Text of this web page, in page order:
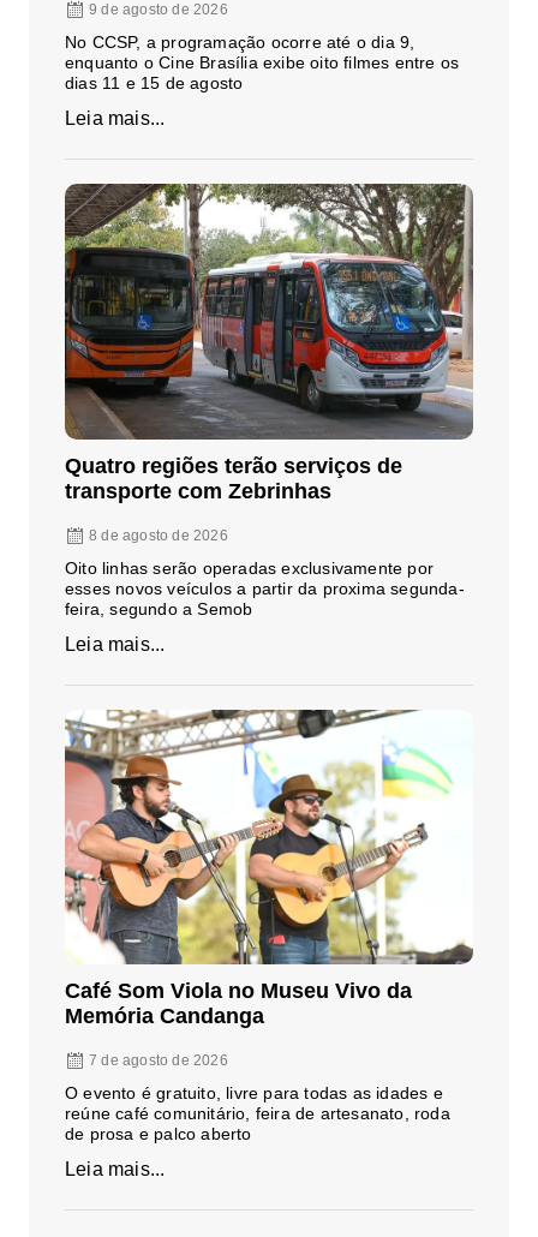
9 de agosto de 2026
No CCSP, a programação ocorre até o dia 9,
enquanto o Cine Brasília exibe oito filmes entre os
dias 11 e 15 de agosto
Leia mais...
Quatro regiões terão serviços de
transporte com Zebrinhas
8 de agosto de 2026
Oito linhas serão operadas exclusivamente por
esses novos veículos a partir da proxima segunda-
feira, segundo a Semob
Leia mais...
Café Som Viola no Museu Vivo da
Memória Candanga
7 de agosto de 2026
O evento é gratuito, livre para todas as idades e
reúne café comunitário, feira de artesanato, roda
de prosa e palco aberto
Leia mais...